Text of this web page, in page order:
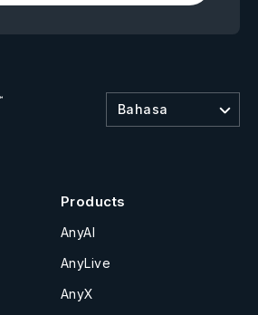
Bahasa
Products
AnyAI
AnyLive
AnyX